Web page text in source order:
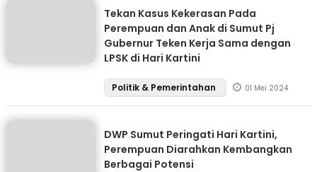
Tekan Kasus Kekerasan Pada
Perempuan dan Anak di Sumut Pj
Gubernur Teken Kerja Sama dengan
LPSK di Hari Kartini
Politik & Pemerintahan 01 Mei 2024
DWP Sumut Peringati Hari Kartini,
Perempuan Diarahkan Kembangkan
Berbagai Potensi